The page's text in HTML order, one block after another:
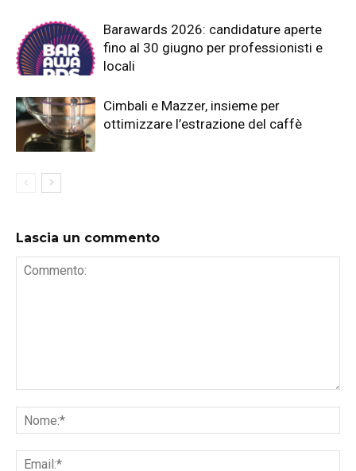
Barawards 2026: candidature aperte
fino al 30 giugno per professionisti e
locali
Cimbali e Mazzer, insieme per
ottimizzare l’estrazione del caffè
Lascia un commento